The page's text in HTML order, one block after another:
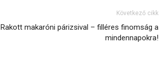
Következő cikk
Rakott makaróni párizsival – filléres finomság a
mindennapokra!